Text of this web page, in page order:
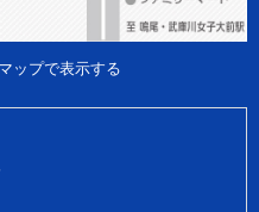
ップで表示する